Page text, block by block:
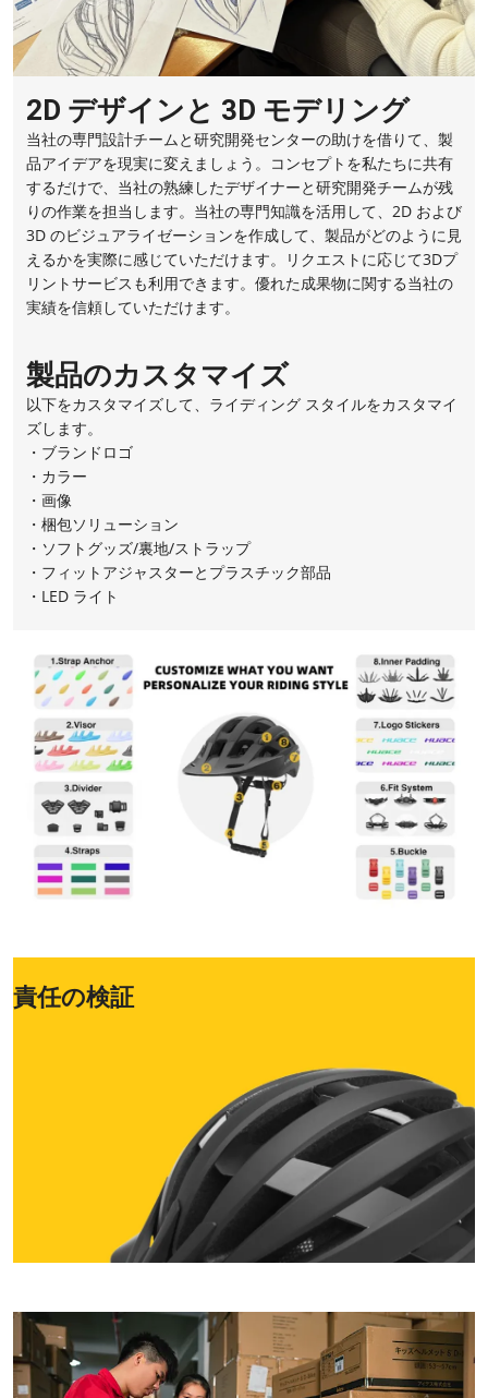
2D デザインと 3D モデリング
当社の専門設計チームと研究開発センターの助けを借りて、製
品アイデアを現実に変えましょう。コンセプトを私たちに共有
するだけで、当社の熟練したデザイナーと研究開発チームが残
りの作業を担当します。当社の専門知識を活用して、2D および
3D のビジュアライゼーションを作成して、製品がどのように見
えるかを実際に感じていただけます。リクエストに応じて3Dプ
リントサービスも利用できます。優れた成果物に関する当社の
実績を信頼していただけます。
製品のカスタマイズ
以下をカスタマイズして、ライディング スタイルをカスタマイ
ズします。
・ブランドロゴ
・カラー
・画像
・梱包ソリューション
・ソフトグッズ/裏地/ストラップ
・フィットアジャスターとプラスチック部品
・LED ライト
責任の検証